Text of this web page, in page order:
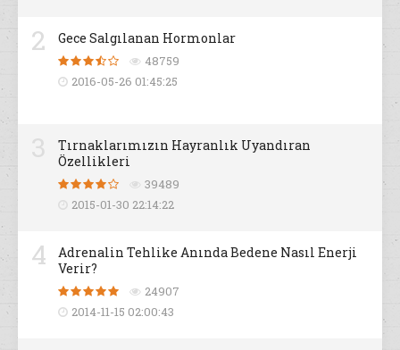
2 Gece Salgılanan Hormonlar
48759
2016-05-26 01:45:25
Tırnaklarımızın Hayranlık Uyandıran
Özellikleri
39489
2015-01-30 22:14:22
4
Adrenalin Tehlike Anında Bedene Nasıl Enerji
Verir?
24907
2014-11-15 02:00:43